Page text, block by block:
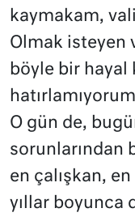
kaymakam,
Olmak isteyen
böyle bir hayal
O gün de,
sorunlarından
en çalışkan,
yıllar boyunca